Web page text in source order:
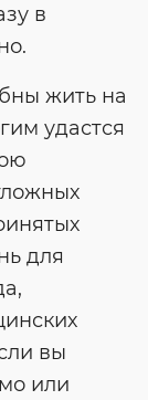
в
жить на
удастся
для
вы
или